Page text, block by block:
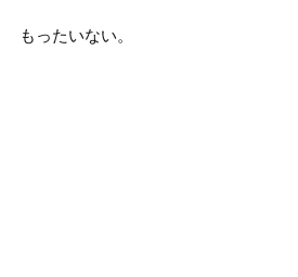
もったいない。